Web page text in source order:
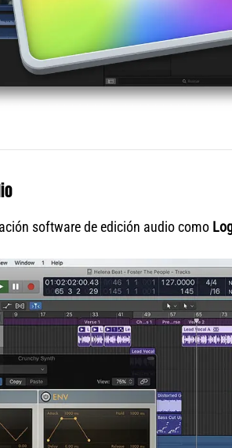
software de edición audio como